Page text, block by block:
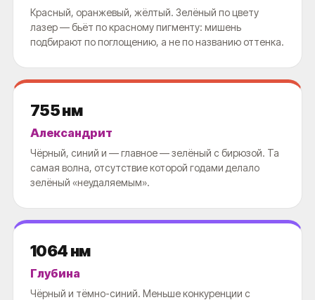
Красный, оранжевый, жёлтый. Зелёный по цвету
лазер — бьёт по красному пигменту: мишень
подбирают по поглощению, а не по названию оттенка.
755 нм
Александрит
Чёрный, синий и — главное — зелёный с бирюзой. Та
самая волна, отсутствие которой годами делало
зелёный «неудаляемым».
1064 нм
Глубина
Чёрный и тёмно-синий. Меньше конкуренции с